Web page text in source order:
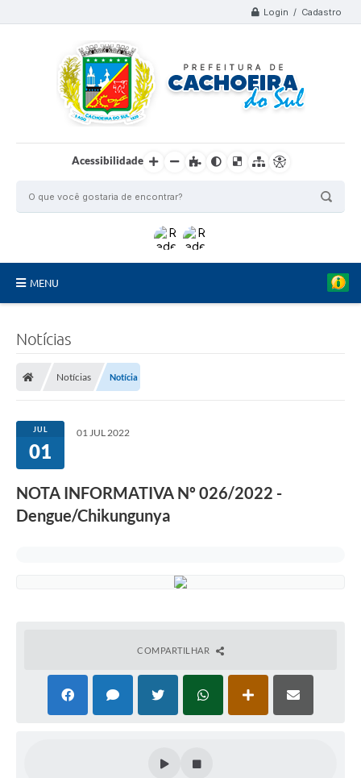
Login / Cadastro
Acessibilidade
MENU
Conselhos Municipais
Serviços on-line
Turismo
A Prefeitura
Notícias
Notícias Notícia
JUL
01
01 JUL 2022
NOTA INFORMATIVA Nº 026/2022 -
Dengue/Chikungunya
COMPARTILHAR